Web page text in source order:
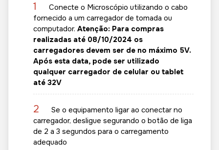
1
Conecte o Microscópio utilizando o cabo
fornecido a um carregador de tomada ou
computador. Atenção: Para compras
realizadas até 08/10/2024 os
carregadores devem ser de no máximo 5V.
Após esta data, pode ser utilizado
qualquer carregador de celular ou tablet
até 32V
2
Se o equipamento ligar ao conectar no
carregador, desligue segurando o botão de liga
de 2 a 3 segundos para o carregamento
adequado